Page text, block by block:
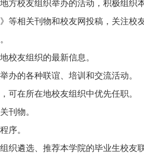
方校友组织举办的活动，积极组织
》等相关刊物和校友网投稿，关注校
校友组织的最新信息。
办的各种联谊、培训和交流活动。
可在所在地校友组织中优先任职。
刊物。
序。
织遴选、推荐本学院的毕业生校友